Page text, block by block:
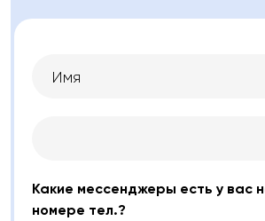
Какие мессенджеры есть у вас
номере тел.?